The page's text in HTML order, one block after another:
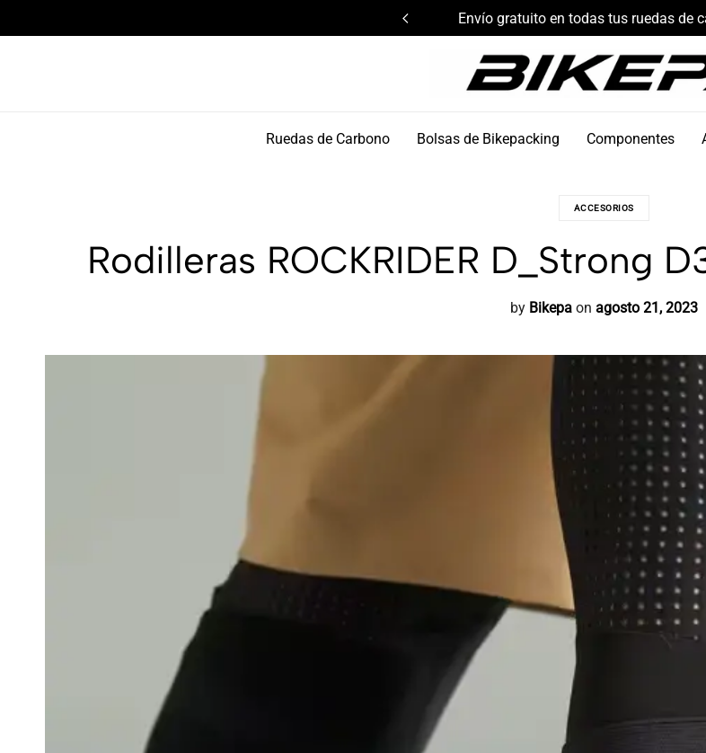
Envío gratuito en todas tus ruedas de
Ruedas de Carbono Bolsas de Bikepacking Componentes
ACCESORIOS
Rodilleras ROCKRIDER D_Strong
by Bikepa on agosto 21, 2023